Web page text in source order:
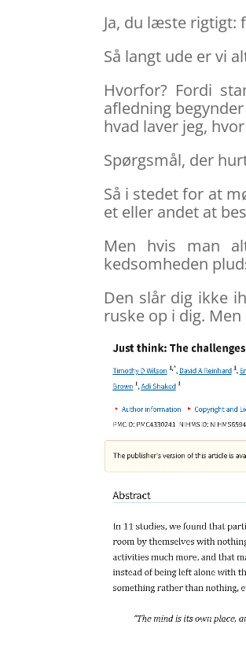
Ja, du læste
Så langt ude er vi
Hvorfor? Fordi
afledning
hvad laver jeg,
Spørgsmål, der
Så i stedet for at
et eller andet at
Men hvis man
kedsomheden
Den slår dig ikke
ruske op i dig.